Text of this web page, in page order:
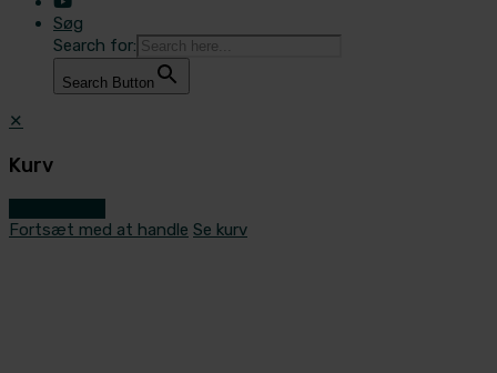
Søg
Search for:
Search Button
✕
Kurv
Fortsæt med at handle Se kurv